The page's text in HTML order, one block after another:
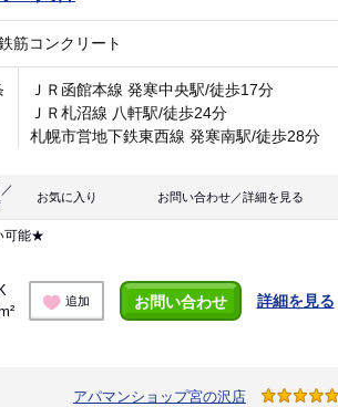
筋コンクリート
ＪＲ函館本線 発寒中央駅/徒歩17分
ＪＲ札沼線 八軒駅/徒歩24分
札幌市営地下鉄東西線 発寒南駅/徒歩28分
お気に入り お問い合わせ／詳細を見る
可能★
追加 お問い合わせ 詳細を見る
アパマンショップ宮の沢店